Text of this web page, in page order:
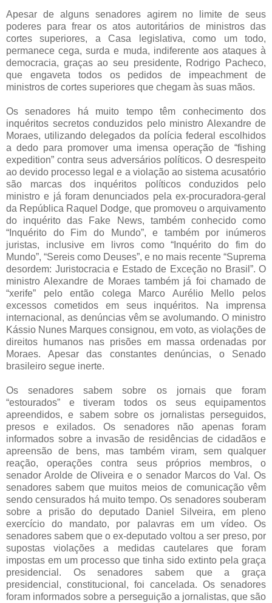
Apesar de alguns senadores agirem no limite de seus
poderes para frear os atos autoritários de ministros das
cortes superiores, a Casa legislativa, como um todo,
permanece cega, surda e muda, indiferente aos ataques à
democracia, graças ao seu presidente, Rodrigo Pacheco,
que engaveta todos os pedidos de impeachment de
ministros de cortes superiores que chegam às suas mãos.
Os senadores há muito tempo têm conhecimento dos
inquéritos secretos conduzidos pelo ministro Alexandre de
Moraes, utilizando delegados da polícia federal escolhidos
a dedo para promover uma imensa operação de “fishing
expedition” contra seus adversários políticos. O desrespeito
ao devido processo legal e a violação ao sistema acusatório
são marcas dos inquéritos políticos conduzidos pelo
ministro e já foram denunciados pela ex-procuradora-geral
da República Raquel Dodge, que promoveu o arquivamento
do inquérito das Fake News, também conhecido como
“Inquérito do Fim do Mundo”, e também por inúmeros
juristas, inclusive em livros como “Inquérito do fim do
Mundo”, “Sereis como Deuses”, e no mais recente “Suprema
desordem: Juristocracia e Estado de Exceção no Brasil”. O
ministro Alexandre de Moraes também já foi chamado de
“xerife” pelo então colega Marco Aurélio Mello pelos
excessos cometidos em seus inquéritos. Na imprensa
internacional, as denúncias vêm se avolumando. O ministro
Kássio Nunes Marques consignou, em voto, as violações de
direitos humanos nas prisões em massa ordenadas por
Moraes. Apesar das constantes denúncias, o Senado
brasileiro segue inerte.
Os senadores sabem sobre os jornais que foram
“estourados” e tiveram todos os seus equipamentos
apreendidos, e sabem sobre os jornalistas perseguidos,
presos e exilados. Os senadores não apenas foram
informados sobre a invasão de residências de cidadãos e
apreensão de bens, mas também viram, sem qualquer
reação, operações contra seus próprios membros, o
senador Arolde de Oliveira e o senador Marcos do Val. Os
senadores sabem que muitos meios de comunicação vêm
sendo censurados há muito tempo. Os senadores souberam
sobre a prisão do deputado Daniel Silveira, em pleno
exercício do mandato, por palavras em um vídeo. Os
senadores sabem que o ex-deputado voltou a ser preso, por
supostas violações a medidas cautelares que foram
impostas em um processo que tinha sido extinto pela graça
presidencial. Os senadores sabem que a graça
presidencial, constitucional, foi cancelada. Os senadores
foram informados sobre a perseguição a jornalistas, que são